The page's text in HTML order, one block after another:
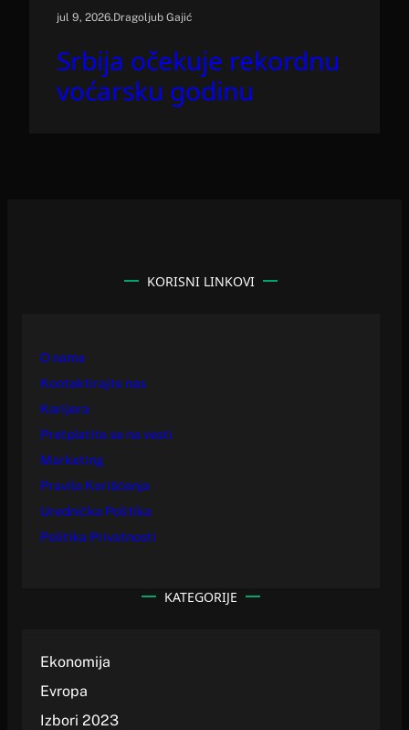
jul 9, 2026.Dragoljub Gajić
Srbija očekuje rekordnu
voćarsku godinu
KORISNI LINKOVI
O nama
Kontaktirajte nas
Karijera
Pretplatite se na vesti
Marketing
Pravila Korišćenja
Urednička Politika
Politika Privatnosti
KATEGORIJE
Ekonomija
Evropa
Izbori 2023